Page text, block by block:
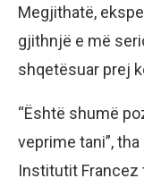
Megjithatë,
gjithnjë e më
shqetësuar prej
“Është shumë
veprime tani”,
Institutit Francez